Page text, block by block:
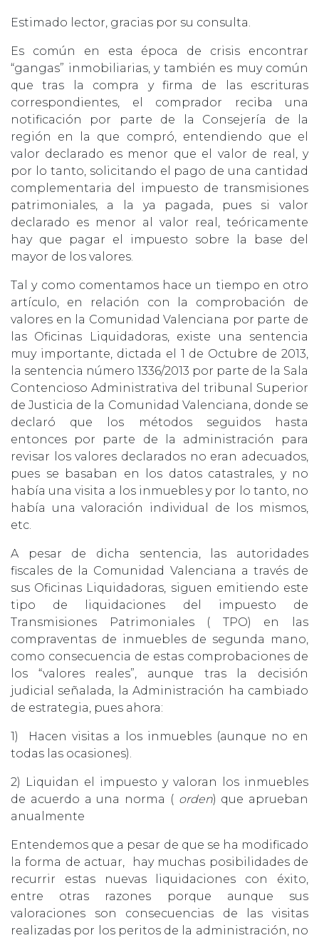
Estimado lector, gracias por su consulta.
Es común en esta época de crisis encontrar
“gangas” inmobiliarias, y también es muy común
que tras la compra y firma de las escrituras
correspondientes, el comprador reciba una
notificación por parte de la Consejería de la
región en la que compró, entendiendo que el
valor declarado es menor que el valor de real, y
por lo tanto, solicitando el pago de una cantidad
complementaria del impuesto de transmisiones
patrimoniales, a la ya pagada, pues si valor
declarado es menor al valor real, teóricamente
hay que pagar el impuesto sobre la base del
mayor de los valores.
Tal y como comentamos hace un tiempo en otro
artículo, en relación con la comprobación de
valores en la Comunidad Valenciana por parte de
las Oficinas Liquidadoras, existe una sentencia
muy importante, dictada el 1 de Octubre de 2013,
la sentencia número 1336/2013 por parte de la Sala
Contencioso Administrativa del tribunal Superior
de Justicia de la Comunidad Valenciana, donde se
declaró que los métodos seguidos hasta
entonces por parte de la administración para
revisar los valores declarados no eran adecuados,
pues se basaban en los datos catastrales, y no
había una visita a los inmuebles y por lo tanto, no
había una valoración individual de los mismos,
etc.
A pesar de dicha sentencia, las autoridades
fiscales de la Comunidad Valenciana a través de
sus Oficinas Liquidadoras, siguen emitiendo este
tipo de liquidaciones del impuesto de
Transmisiones Patrimoniales ( TPO) en las
compraventas de inmuebles de segunda mano,
como consecuencia de estas comprobaciones de
los “valores reales”, aunque tras la decisión
judicial señalada, la Administración ha cambiado
de estrategia, pues ahora:
1) Hacen visitas a los inmuebles (aunque no en
todas las ocasiones).
2) Liquidan el impuesto y valoran los inmuebles
de acuerdo a una norma ( orden) que aprueban
anualmente
Entendemos que a pesar de que se ha modificado
la forma de actuar, hay muchas posibilidades de
recurrir estas nuevas liquidaciones con éxito,
entre otras razones porque aunque sus
valoraciones son consecuencias de las visitas
realizadas por los peritos de la administración, no